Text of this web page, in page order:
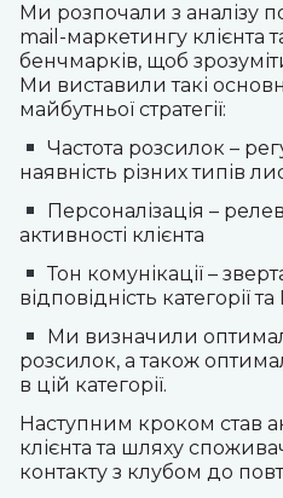
Ми розпочали з аналізу
mail-маркетингу клієнта
бенчмарків, щоб
Ми виставили такі
майбутньої стратегії:
Частота розсилок –
наявність різних типів
Персоналізація –
активності клієнта
Тон комунікації –
відповідність категорії
Ми визначили
розсилок, а також
в цій категорії.
Наступним кроком став
клієнта та шляху
контакту з клубом до